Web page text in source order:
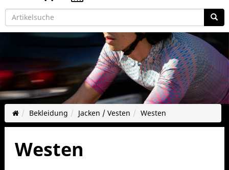
Bekleidung Jacken / Vesten Westen
Westen